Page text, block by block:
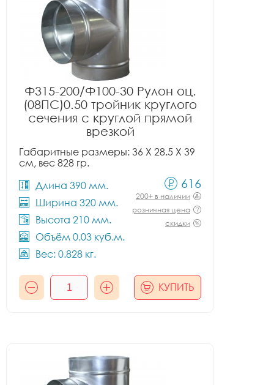
Ф315-200/Ф100-30 Рулон оц.
(08ПС)0.50 тройник круглого
сечения с круглой прямой
врезкой
Габаритные размеры: 36 X 28.5 X 39
см, вес 828 гр.
Длина 390 мм.
Ширина 320 мм.
Высота 210 мм.
Объём 0.03 куб.м.
Вес: 0.828 кг.
616
200+ в наличии
розничная цена
скидки
КУПИТЬ